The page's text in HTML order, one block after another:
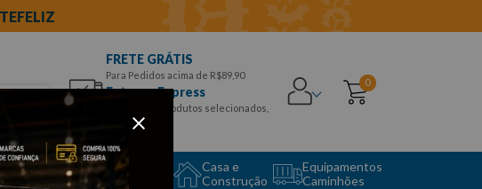
FRETE GRÁTIS
Para Pedidos acima de R$89,90
Entrega Express
para CEPS e produtos selecionados,
Aproveite!
0
Equipamento
Auto Center
Casa e
Construção
Equipamentos
Caminhões